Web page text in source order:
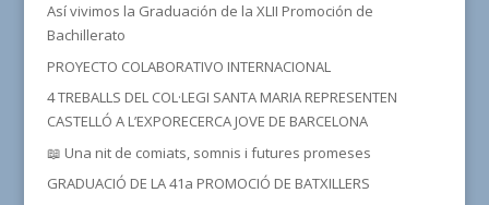
Así vivimos la Graduación de la XLII Promoción de
Bachillerato
PROYECTO COLABORATIVO INTERNACIONAL
4 TREBALLS DEL COL·LEGI SANTA MARIA REPRESENTEN
CASTELLÓ A L’EXPORECERCA JOVE DE BARCELONA
📖 Una nit de comiats, somnis i futures promeses
GRADUACIÓ DE LA 41a PROMOCIÓ DE BATXILLERS